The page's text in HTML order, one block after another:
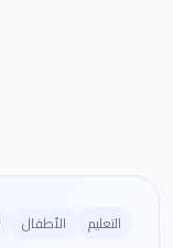
التعليم الأطفال